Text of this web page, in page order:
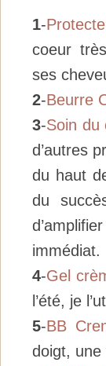
1-
coeur
ses
2-Beurre
3-Soin du
d’autres
du haut
du
immédiat.
4-Gel
l’été, je
5-BB
doigt,